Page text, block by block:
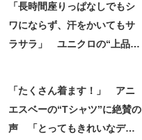
「長時間座りっぱなしでもシ
ワにならず、汗をかいてもサ
ラサラ」 ユニクロの“上品ワ
「たくさん着ます！」 アニ
エスベーの“Tシャツ”に絶賛の
声 「とってもきれいなデザ